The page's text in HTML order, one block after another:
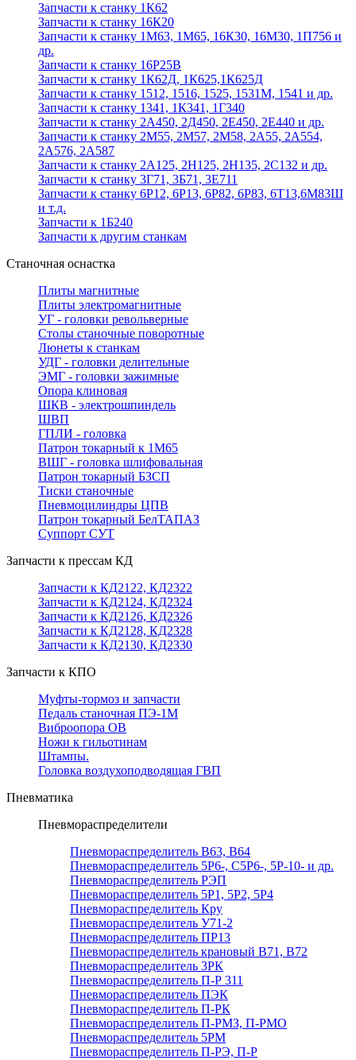
Запчасти к станку 1К62
Запчасти к станку 16К20
Запчасти к станку 1М63, 1М65, 16К30, 16М30, 1П756 и
др.
Запчасти к станку 16Р25В
Запчасти к станку 1К62Д, 1К625,1К625Д
Запчасти к станку 1512, 1516, 1525, 1531М, 1541 и др.
Запчасти к станку 1341, 1К341, 1Г340
Запчасти к станку 2А450, 2Д450, 2Е450, 2Е440 и др.
Запчасти к станку 2М55, 2М57, 2М58, 2А55, 2А554,
2А576, 2А587
Запчасти к станку 2А125, 2Н125, 2Н135, 2С132 и др.
Запчасти к станку 3Г71, 3Б71, 3Е711
Запчасти к станку 6Р12, 6Р13, 6Р82, 6Р83, 6Т13,6М83Ш
и т.д.
Запчасти к 1Б240
Запчасти к другим станкам
Станочная оснастка
Плиты магнитные
Плиты электромагнитные
УГ - головки револьверные
Столы станочные поворотные
Люнеты к станкам
УДГ - головки делительные
ЭМГ - головки зажимные
Опора клиновая
ШКВ - электрошпиндель
ШВП
ГПЛИ - головка
Патрон токарный к 1М65
ВШГ - головка шлифовальная
Патрон токарный БЗСП
Тиски станочные
Пневмоцилиндры ЦПВ
Патрон токарный БелТАПАЗ
Суппорт СУТ
Запчасти к прессам КД
Запчасти к КД2122, КД2322
Запчасти к КД2124, КД2324
Запчасти к КД2126, КД2326
Запчасти к КД2128, КД2328
Запчасти к КД2130, КД2330
Запчасти к КПО
Муфты-тормоз и запчасти
Педаль станочная ПЭ-1М
Виброопора ОВ
Ножи к гильотинам
Штампы.
Головка воздухоподводящая ГВП
Пневматика
Пневмораспределители
Пневмораспределитель В63, В64
Пневмораспределитель 5Р6-, С5Р6-, 5Р-10- и др.
Пневмораспределитель РЭП
Пневмораспределитель 5Р1, 5Р2, 5Р4
Пневмораспределитель Кру
Пневмораспределитель У71-2
Пневмораспределитель ПР13
Пневмораспределитель крановый В71, В72
Пневмораспределитель 3РК
Пневмораспределитель П-Р 311
Пневмораспределитель ПЭК
Пневмораспределитель П-РК
Пневмораспределитель П-РМЗ, П-РМО
Пневмораспределитель 5РМ
Пневмораспределитель П-РЭ, П-Р